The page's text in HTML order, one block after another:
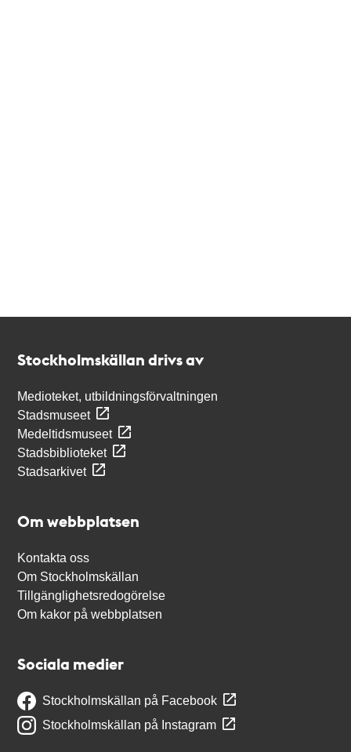
Stockholmskällan drivs av
Medioteket, utbildningsförvaltningen
Stadsmuseet
Medeltidsmuseet
Stadsbiblioteket
Stadsarkivet
Om webbplatsen
Kontakta oss
Om Stockholmskällan
Tillgänglighetsredogörelse
Om kakor på webbplatsen
Sociala medier
Stockholmskällan på Facebook
Stockholmskällan på Instagram